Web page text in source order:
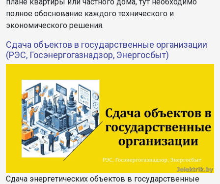
полное обоснование каждого технического и
экономического решения.
Сдача объектов в государственные организации
(РЭС, Госэнергогазнадзор, Энергосбыт)
Сдача энергетических объектов в государственные